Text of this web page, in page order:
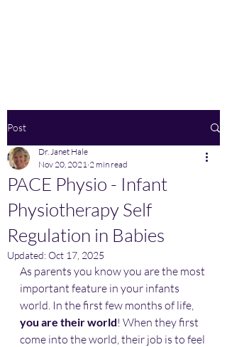
Post
PACE Physio - Infant
Physiotherapy Self
Regulation in Babies
Dr. Janet Hale
Nov 20, 2021 2 min read
Updated:Oct 17, 2025
As parents you know you are the most
important feature in your infants
world. In the first few months of life,
you are their world! When they first
come into the world, their job is to feel